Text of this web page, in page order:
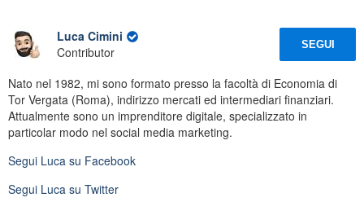
Luca Cimini
Contributor
SEGUI
Nato nel 1982, mi sono formato presso la facoltà di Economia di
Tor Vergata (Roma), indirizzo mercati ed intermediari finanziari.
Attualmente sono un imprenditore digitale, specializzato in
particolar modo nel social media marketing.
Segui Luca su Facebook
Segui Luca su Twitter